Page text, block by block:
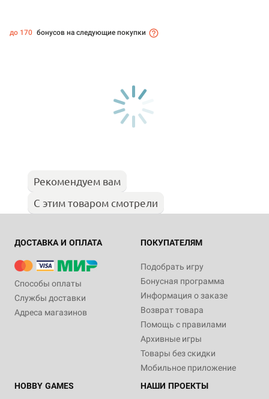
до 170 бонусов на следующие покупки
Рекомендуем вам
С этим товаром смотрели
ДОСТАВКА И ОПЛАТА
Способы оплаты
Службы доставки
Адреса магазинов
ПОКУПАТЕЛЯМ
Подобрать игру
Бонусная программа
Информация о заказе
Возврат товара
Помощь с правилами
Архивные игры
Товары без скидки
Мобильное приложение
HOBBY GAMES
НАШИ ПРОЕКТЫ